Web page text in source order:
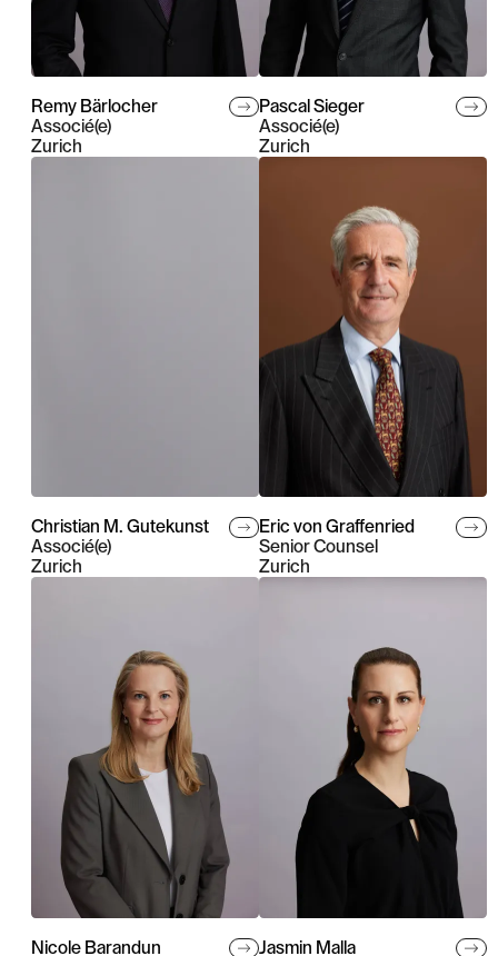
Remy Bärlocher
Associé(e)
Zurich
Pascal Sieger
Associé(e)
Zurich
Christian M. Gutekunst
Associé(e)
Zurich
Eric von Graffenried
Senior Counsel
Zurich
Nicole Barandun
Jasmin Malla